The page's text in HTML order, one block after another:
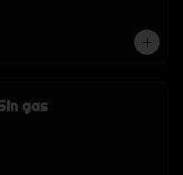
gas